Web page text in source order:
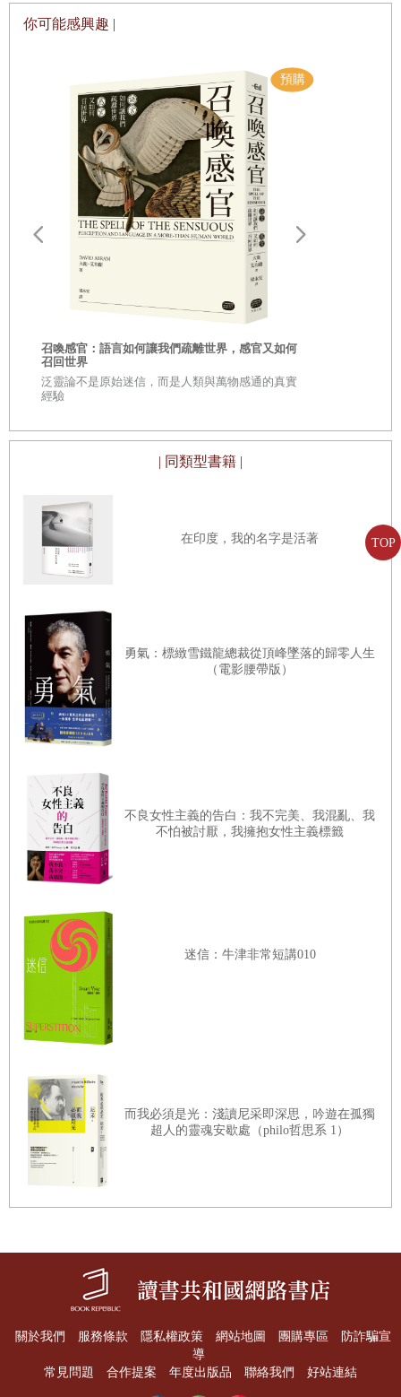
TOP
以突破四分鐘。雖然沒有任何科學研究證實，但大家還是相
的、美國的桑提與澳洲的蘭迪宣布要挑戰這道障礙時，他們
不只要改變自己認知的界線，還要同時一起改變全世界的。
這本書講述了這三位跑者從一九五二年到一九五五年之間的
故事，而且更令人感動的是這些故事全都是真實的。作者貝
斯康在後記中提到：「本書中的所有對話都不是憑空杜撰
的，都是直接引用第二手資料或第一手訪問」。所以在這本
書中，我們不只看到這些英雄在奪牌與破紀錄時的傳奇事
跡，還可以看到這些英雄背後的害怕與擔憂，以及失敗時遭
受當世媒體的冷嘲熱諷。
書中對於每一場重要賽事的描述精彩至極，尤其是班尼斯特
和蘭迪在一九五四年八月七日於溫哥華的那場一哩對決賽，
當班尼斯特第一個跑進四分鐘後（時間是三分五十八秒
四），閘門打開了，洪水便開始出現。原本過去認為不可能
分鐘內跑完一英里。當今的世界紀錄也推進到了三分四十三
秒一三，比七十年前班尼斯特打破障礙時的三分五十九秒四
快了十六秒。當今的一英里賽，如果只跑三分五十九秒的
話，連決賽都進不了！
極限，是人心所想像出來的。原本存在的障礙只是幻覺。人
的體能受到先天的限制，除非基因改造，否則人類的最大攝
氧量的極限和乳酸閾值的濃度在千年以內很難有重大突破
_，想要再破紀錄的話，方向很明確：提升自己對完美動作
的知覺敏銳度與跑步技術。因為知覺與技術的進步，沒有上
限。這是事實，但就像地球繞日運轉的事實在十五世紀剛被
對於跑步這種在固定距離內爭取最短時間抵達的運動而言，
該怎麼突破有很多訓練理論。這本書就像是一部從一九五二
年到一九五四年之間的跑步簡史，從班尼斯特、桑提與蘭迪
在這兩年間分別以自己相信的訓練方式朝著相同的目標互相
例如書中的三位主角之一蘭迪在接受記者採訪時，他主張：
「訓練越嚴苛越好。」關於傷痛，他認為：「沒有灰色，只
有黑色和白色……如果痛到跛行，就完全不能跑囉。如果沒
腳掌著地時，腳跟先著地，接著腳趾才著地，使腳掌接近平
貼地面。」
就我們現今的科學理論來看，上述所說的都是錯誤的見解，
但他可曾經是一英里的世界紀錄保持者啊_！可是最後他還
你可能感興趣 |
召喚感官：語言如何讓我們疏離世界，感官又如何
召回世界
泛靈論不是原始迷信，而是人類與萬物感通的真實
經驗
| 同類型書籍 |
在印度，我的名字是活著
勇氣：標緻雪鐵龍總裁從頂峰墜落的歸零人生
（電影腰帶版）
不良女性主義的告白：我不完美、我混亂、我
不怕被討厭，我擁抱女性主義標籤
迷信：牛津非常短講010
而我必須是光：淺讀尼采即深思，吟遊在孤獨
超人的靈魂安歇處（philo哲思系 1）
關於我們 服務條款 隱私權政策 網站地圖 團購專區
防詐騙宣
導
常見問題
合作提案 年度出版品 聯絡我們 好站連結